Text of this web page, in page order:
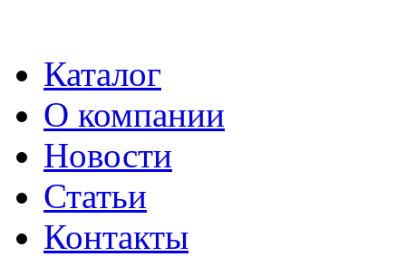
Каталог
О компании
Новости
Статьи
Контакты